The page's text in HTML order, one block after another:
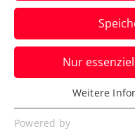
bei der
Lukas Bauer
kürzlichen,
Unparteiischer
Nur
Essenziell
Essenzielle Cookies
Weitere
Powered by